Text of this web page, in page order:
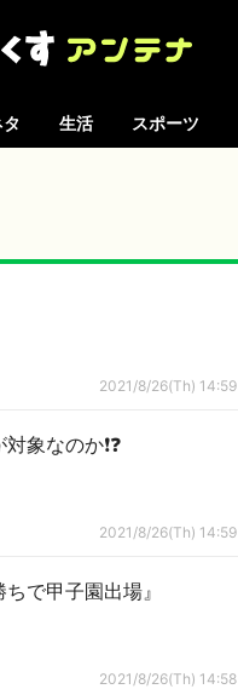
生活 スポーツ
2021/8/26(Th) 14:59
象なのか❗❓
2021/8/26(Th) 14:59
で甲子園出場』
2021/8/26(Th) 14:58